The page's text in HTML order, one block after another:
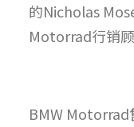
的Nicholas
Motorrad行销顾
BMW Motorrad